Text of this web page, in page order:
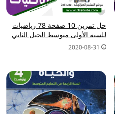
حل تمرين 10 صفحة 78 رياضيات
للسنة الأولى متوسط الجيل الثاني
2020-08-31